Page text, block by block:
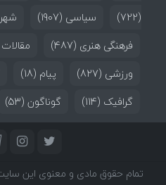
(722)
سیاسی (1907)
فرهنگی هنری (487) مقالات
ورزشی (827) پیام (18)
گرافیک (114) گوناگون (53)
تمام حقوق مادی و معنوی این